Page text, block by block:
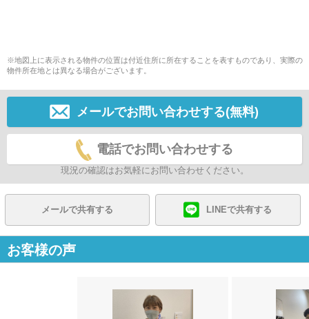
※地図上に表示される物件の位置は付近住所に所在することを表すものであり、実際の
物件所在地とは異なる場合がございます。
メールでお問い合わせする(無料)
電話でお問い合わせする
現況の確認はお気軽にお問い合わせください。
メールで共有する LINEで共有する
お客様の声